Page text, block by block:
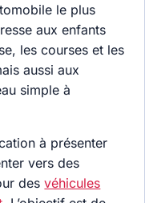
le plus
aux enfants
les courses et les
aussi aux
simple à
à présenter
vers des
desvéhicules